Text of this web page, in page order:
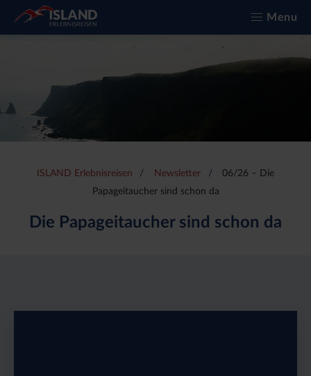
Menu
ISLAND Erlebnisreisen Newsletter
06/26 – Die
Papageitaucher sind schon da
Die Papageitaucher sind schon da